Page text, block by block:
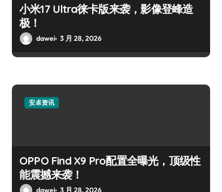
小米17 Ultra徕卡版来袭，影像登峰造
极！
dawei 3 月 28, 2026
安卓资讯
OPPO Find X9 Pro配置全曝光，顶级性
能震撼来袭！
dawei 3 月 28, 2026